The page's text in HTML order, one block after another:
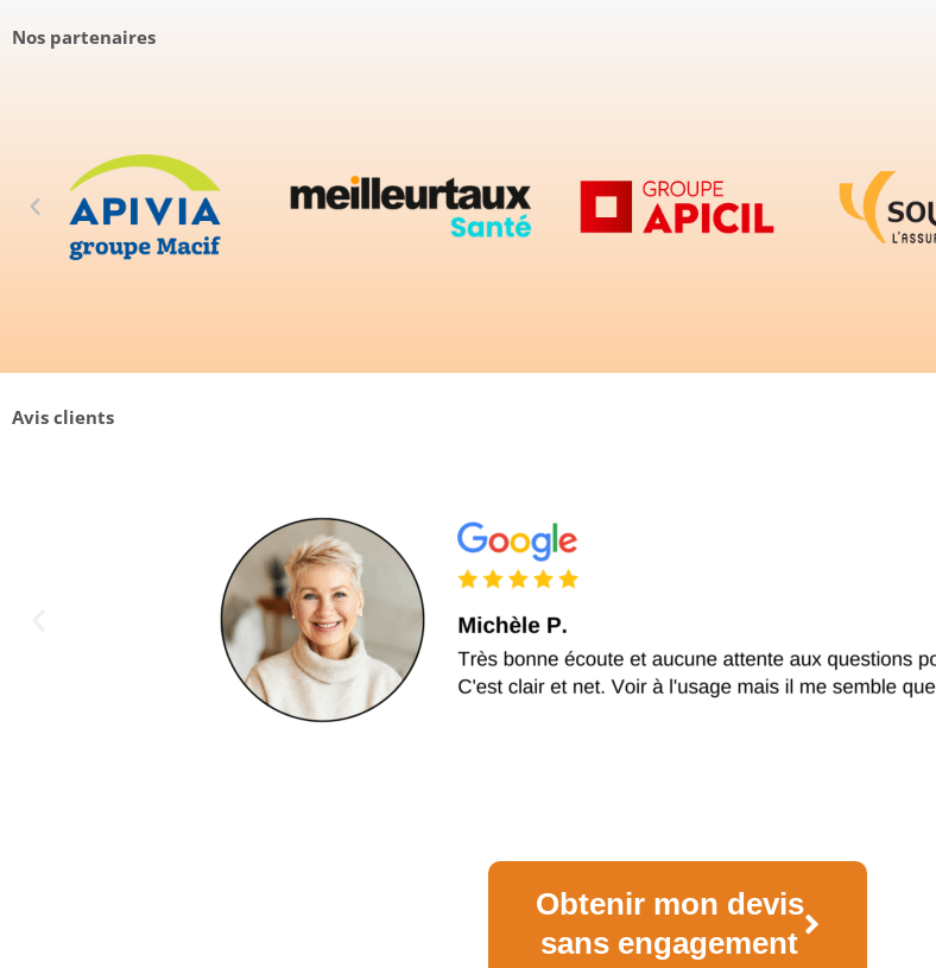
Nos partenaires
Avis clients
Obtenir mon devis
sans engagement